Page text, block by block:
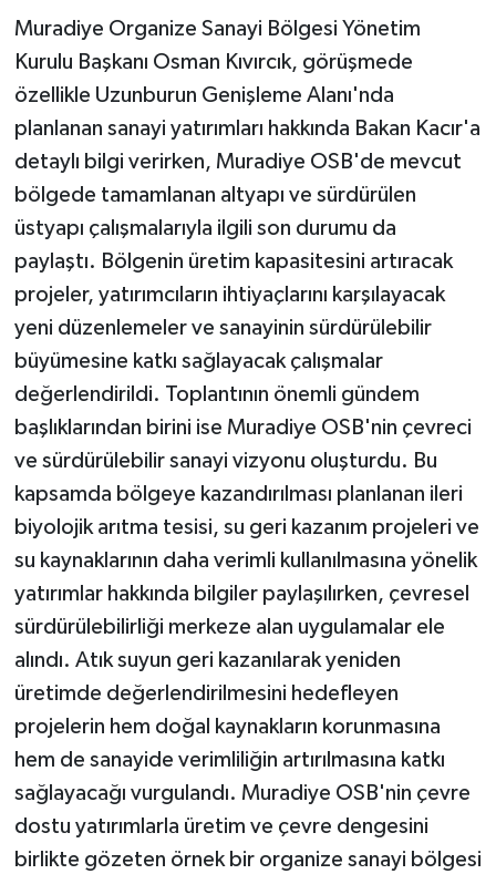
Muradiye Organize Sanayi Bölgesi Yönetim
Kurulu Başkanı Osman Kıvırcık, görüşmede
özellikle Uzunburun Genişleme Alanı'nda
planlanan sanayi yatırımları hakkında Bakan Kacır'a
detaylı bilgi verirken, Muradiye OSB'de mevcut
bölgede tamamlanan altyapı ve sürdürülen
üstyapı çalışmalarıyla ilgili son durumu da
paylaştı. Bölgenin üretim kapasitesini artıracak
projeler, yatırımcıların ihtiyaçlarını karşılayacak
yeni düzenlemeler ve sanayinin sürdürülebilir
büyümesine katkı sağlayacak çalışmalar
değerlendirildi. Toplantının önemli gündem
başlıklarından birini ise Muradiye OSB'nin çevreci
ve sürdürülebilir sanayi vizyonu oluşturdu. Bu
kapsamda bölgeye kazandırılması planlanan ileri
biyolojik arıtma tesisi, su geri kazanım projeleri ve
su kaynaklarının daha verimli kullanılmasına yönelik
yatırımlar hakkında bilgiler paylaşılırken, çevresel
sürdürülebilirliği merkeze alan uygulamalar ele
alındı. Atık suyun geri kazanılarak yeniden
üretimde değerlendirilmesini hedefleyen
projelerin hem doğal kaynakların korunmasına
hem de sanayide verimliliğin artırılmasına katkı
sağlayacağı vurgulandı. Muradiye OSB'nin çevre
dostu yatırımlarla üretim ve çevre dengesini
birlikte gözeten örnek bir organize sanayi bölgesi
MAGAZİN
Otomobil
POLİTİKA
SİYASET
SPOR HABERLERİ
TEKNOLOJİ
Turizm
ÜLKE GÜNDEMİ
YAŞAM
Yerel Haberler